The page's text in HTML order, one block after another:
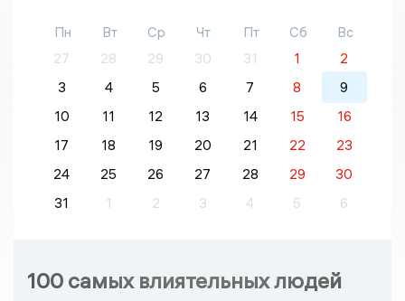
Пн Вт Ср Чт Пт Сб
Вс
27
28 29 30 31 1
2
3
4 5 6 7 8
9
10
11 12 13 14 15
16
17
18 19 20 21 22
23
24
25 26 27 28 29
30
31
1 2 3 4 5 6
100 самых влиятельных людей